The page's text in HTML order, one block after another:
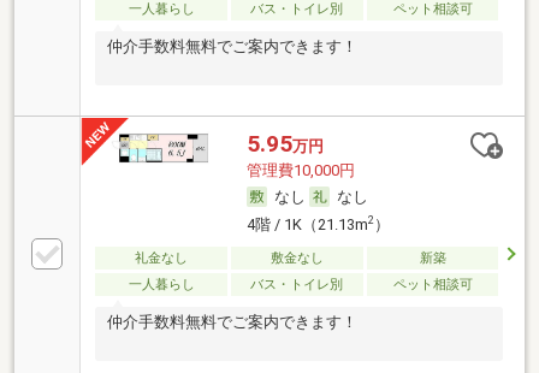
一人暮らし
バス・トイレ別 ペット相談可
仲介手数料無料でご案内できます！
5.95万円
管理費10,000円
なし
なし
4階 / 1K（21.13m2）
礼金なし 敷金なし
新築
一人暮らし
バス・トイレ別 ペット相談可
仲介手数料無料でご案内できます！